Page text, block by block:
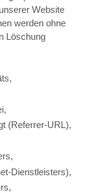
Website
werden ohne
Löschung
(Referrer-URL),
Dienstleisters),